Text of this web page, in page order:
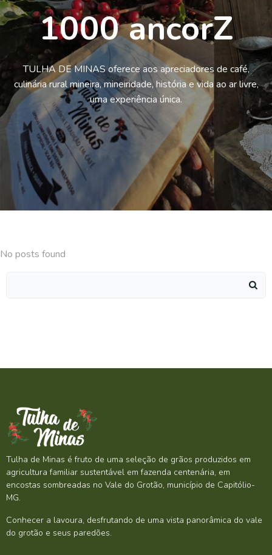
1000 ancorZ
TULHA DE MINAS oferece aos apreciadores de café,
culinária rural mineira, mineiridade, história e vida ao ar livre,
uma experiência única.
No posts found
Tulha de Minas é fruto de uma seleção de grãos produzidos em
agricultura familiar sustentável em fazenda centenária, em
encostas sombreadas no Vale do Grotão, município de Capitólio-
MG.
Conhecer a lavoura, desfrutando de uma vista panorâmica do vale
do grotão e seus paredões.